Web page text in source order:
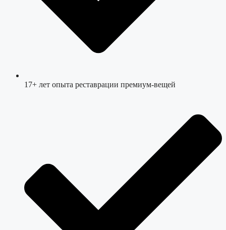
17+ лет опыта реставрации премиум-вещей